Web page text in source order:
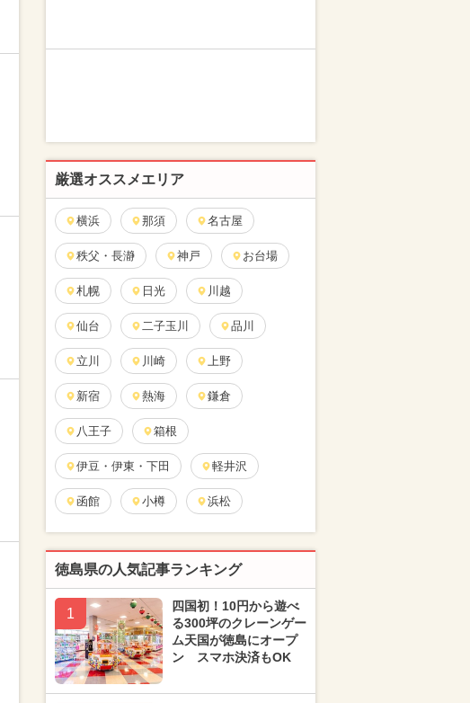
厳選オススメエリア
横浜 那須 名古屋
秩父・長瀞 神戸 お台場
札幌 日光 川越
仙台 二子玉川 品川
立川 川崎 上野
新宿 熱海 鎌倉
八王子 箱根
伊豆・伊東・下田 軽井沢
函館 小樽 浜松
徳島県の人気記事ランキング
1
四国初！10円から遊べ
る300坪のクレーンゲー
ム天国が徳島にオープ
ン スマホ決済もOK